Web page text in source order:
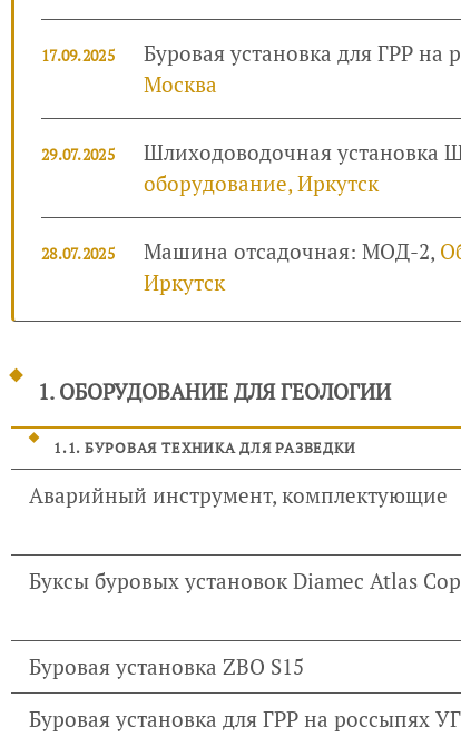
17.09.2025 Буровая установка для ГРР
Москва
29.07.2025 Шлиходоводочная установка
оборудование, Иркутск
28.07.2025 Машина отсадочная: МОД-2,
Иркутск
1. ОБОРУДОВАНИЕ ДЛЯ ГЕОЛОГИИ
1.1. БУРОВАЯ ТЕХНИКА ДЛЯ РАЗВЕДКИ
Аварийный инструмент, комплектующие
Буксы буровых установок Diamec Atlas
Буровая установка ZBO S15
Буровая установка для ГРР на россыпях